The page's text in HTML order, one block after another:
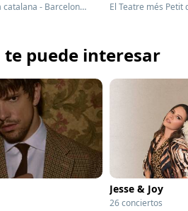
Palau de la música catalana - Barcelona, Spain
te puede interesar
Jesse & Joy
26 conciertos